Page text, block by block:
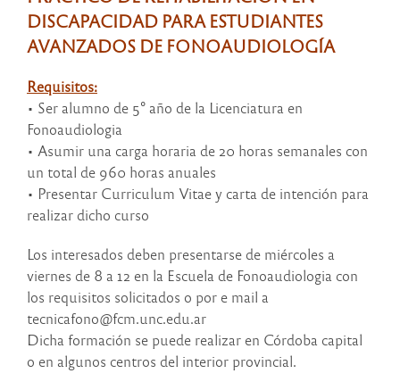
DISCAPACIDAD PARA ESTUDIANTES
AVANZADOS DE FONOAUDIOLOGÍA
Requisitos:
• Ser alumno de 5° año de la Licenciatura en
Fonoaudiologia
• Asumir una carga horaria de 20 horas semanales con
un total de 960 horas anuales
• Presentar Curriculum Vitae y carta de intención para
realizar dicho curso
Los interesados deben presentarse de miércoles a
viernes de 8 a 12 en la Escuela de Fonoaudiologia con
los requisitos solicitados o por e mail a
tecnicafono@fcm.unc.edu.ar
Dicha formación se puede realizar en Córdoba capital
o en algunos centros del interior provincial.